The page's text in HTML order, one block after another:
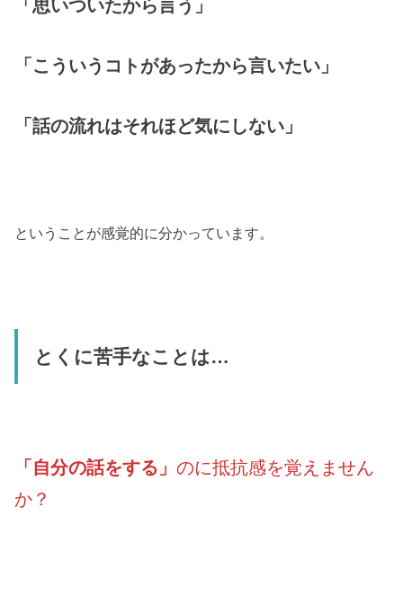
「思いついたから言う」
「こういうコトがあったから言いたい」
「話の流れはそれほど気にしない」
ということが感覚的に分かっています。
とくに苦手なことは…
「自分の話をする」のに抵抗感を覚えません
か？